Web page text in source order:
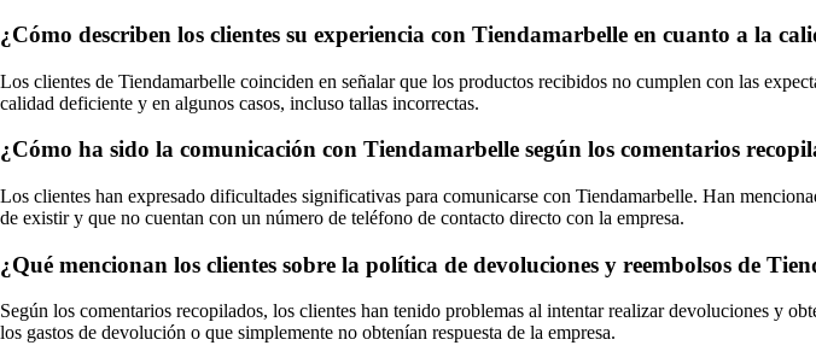
¿Cómo describen los clientes su experiencia con Tiendamarbelle en cuanto a la
Los clientes de Tiendamarbelle coinciden en señalar que los productos recibidos no cumplen con las
calidad deficiente y en algunos casos, incluso tallas incorrectas.
¿Cómo ha sido la comunicación con Tiendamarbelle según los comentarios
Los clientes han expresado dificultades significativas para comunicarse con Tiendamarbelle. Han
de existir y que no cuentan con un número de teléfono de contacto directo con la empresa.
¿Qué mencionan los clientes sobre la política de devoluciones y reembolsos de
Según los comentarios recopilados, los clientes han tenido problemas al intentar realizar devoluciones y
los gastos de devolución o que simplemente no obtenían respuesta de la empresa.